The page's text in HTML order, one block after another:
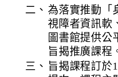
二、 為落實推動「
視障者資訊軟
圖書館提供公
旨揭推廣課程
三、 旨揭課程訂於